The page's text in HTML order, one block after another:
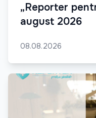
„Reporter
august 2026
08.08.2026